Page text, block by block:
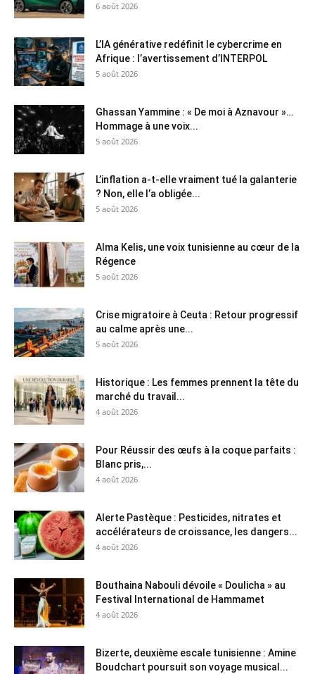
6 août 2026
L’IA générative redéfinit le cybercrime en
Afrique : l’avertissement d’INTERPOL
5 août 2026
Ghassan Yammine : « De moi à Aznavour »…
Hommage à une voix...
5 août 2026
L’inflation a-t-elle vraiment tué la galanterie
? Non, elle l’a obligée...
5 août 2026
Alma Kelis, une voix tunisienne au cœur de la
Régence
5 août 2026
Crise migratoire à Ceuta : Retour progressif
au calme après une...
5 août 2026
Historique : Les femmes prennent la tête du
marché du travail...
4 août 2026
Pour Réussir des œufs à la coque parfaits :
Blanc pris,...
4 août 2026
Alerte Pastèque : Pesticides, nitrates et
accélérateurs de croissance, les dangers...
4 août 2026
Bouthaina Nabouli dévoile « Doulicha » au
Festival International de Hammamet
4 août 2026
Bizerte, deuxième escale tunisienne : Amine
Boudchart poursuit son voyage musical...